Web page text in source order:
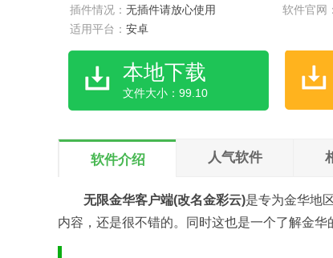
插件情况： 无插件请放心使用 软件官网：
适用平台： 安卓
本地下载
文件大小：99.10
软件介绍 人气软件
无限金华客户端(改名金彩云)是专为金华地
内容，还是很不错的。同时这也是一个了解金华